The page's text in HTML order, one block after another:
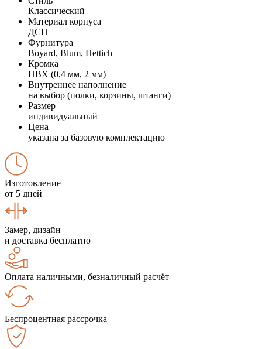
Классический
Материал корпуса
ДСП
Фурнитура
Boyard, Blum, Hettich
Кромка
ПВХ (0,4 мм, 2 мм)
Внутреннее наполнение
на выбор (полки, корзины, штанги)
Размер
индивидуальный
Цена
указана за базовую комплектацию
Изготовление
от 5 дней
Замер, дизайн
и доставка бесплатно
Оплата наличными, безналичный расчёт
Беспроцентная рассрочка